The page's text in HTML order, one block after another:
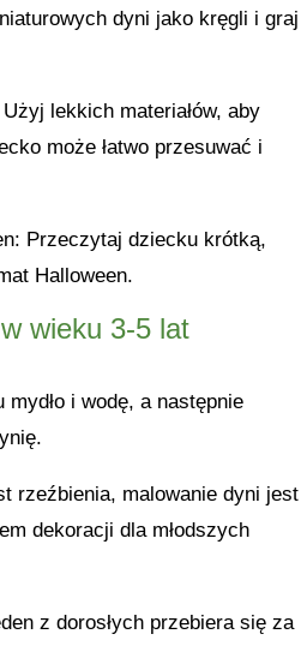
dyni jako kręgli i graj
lekkich materiałów, aby
może łatwo przesuwać i
Przeczytaj dziecku krótką,
Halloween.
wieku 3-5 lat
i wodę, a następnie
rzeźbienia, malowanie dyni jest
dekoracji dla młodszych
z dorosłych przebiera się za